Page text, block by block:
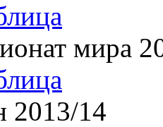
мира
2013/14